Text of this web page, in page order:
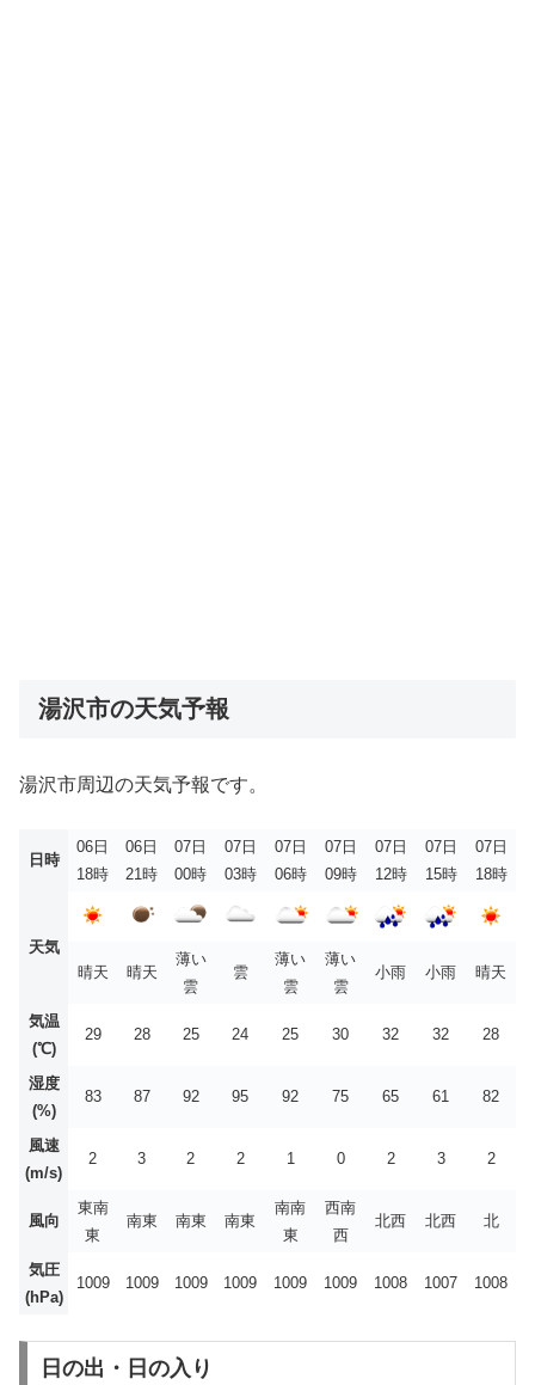
湯沢市の天気予報
湯沢市周辺の天気予報です。
日時
06日
18時
06日
21時
07日
00時
07日
03時
07日
06時
07日
09時
07日
12時
07日
15時
07日
18時
天気
晴天
晴天
薄い
雲
雲
薄い
雲
薄い
雲
小雨 小雨 晴天
気温
(℃)
29 28 25 24 25 30 32 32 28
湿度
(%)
83 87 92 95 92 75 65 61 82
風速
(m/s)
2 3 2 2 1 0 2 3 2
風向
東南
東
南東 南東 南東
南南
東
西南
西
北西 北西 北
気圧
(hPa)
1009 1009 1009 1009 1009 1009 1008 1007 1008
日の出・日の入り